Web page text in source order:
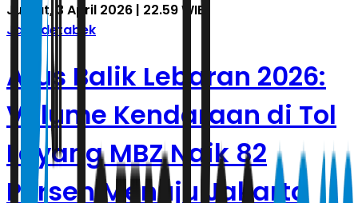
Jumat, 3 April 2026 | 22.59 WIB
Jabodetabek
Arus Balik Lebaran 2026:
Volume Kendaraan di Tol
Layang MBZ Naik 82
Persen Menuju Jakarta